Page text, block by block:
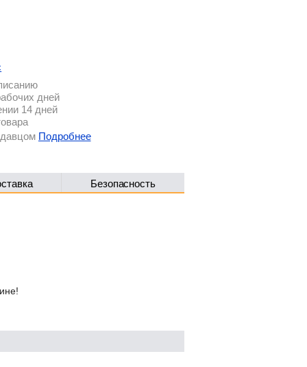
дней
14 дней
Подробнее
Безопасность